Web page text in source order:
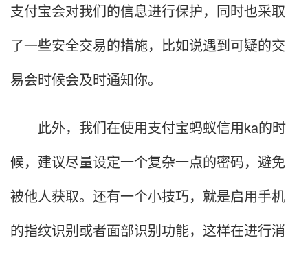
支付宝会对我们的信息进行保护，同时也采取
了一些安全交易的措施，比如说遇到可疑的交
易会时候会及时通知你。
此外，我们在使用支付宝蚂蚁信用ka的时
候，建议尽量设定一个复杂一点的密码，避免
被他人获取。还有一个小技巧，就是启用手机
的指纹识别或者面部识别功能，这样在进行消